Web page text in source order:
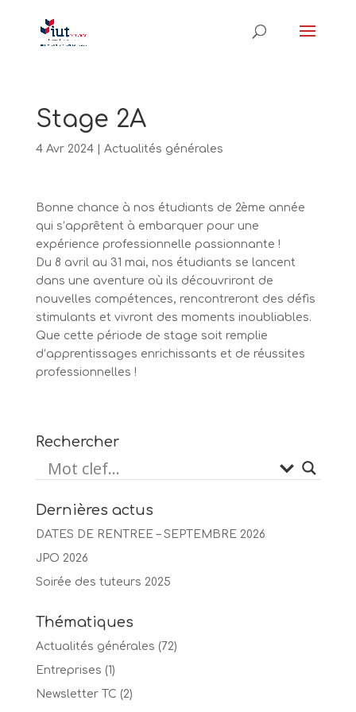
Stage 2A
4 Avr 2024| Actualités générales
Bonne chance à nos étudiants de 2ème année
qui s’apprêtent à embarquer pour une
expérience professionnelle passionnante !
Du 8 avril au 31 mai, nos étudiants se lancent
dans une aventure où ils découvriront de
nouvelles compétences, rencontreront des défis
stimulants et vivront des moments inoubliables.
Que cette période de stage soit remplie
d’apprentissages enrichissants et de réussites
professionnelles !
Rechercher
Dernières actus
DATES DE RENTREE – SEPTEMBRE 2026
JPO 2026
Soirée des tuteurs 2025
Thématiques
Actualités générales (72)
Entreprises (1)
Newsletter TC (2)